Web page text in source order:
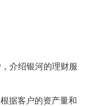
介绍银河的理财服
据客户的资产量和